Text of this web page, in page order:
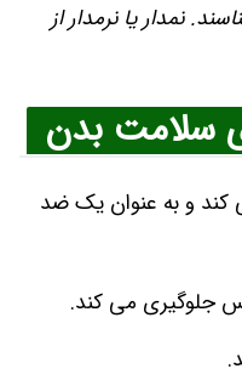
نمدار یا نرمدار از
سلامت بدن
کند و به عنوان یک ضد